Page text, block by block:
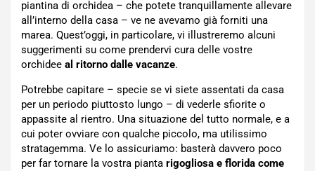
piantina di orchidea – che potete tranquillamente allevare
all’interno della casa – ve ne avevamo già forniti una
marea. Quest’oggi, in particolare, vi illustreremo alcuni
suggerimenti su come prendervi cura delle vostre
orchidee al ritorno dalle vacanze.
Potrebbe capitare – specie se vi siete assentati da casa
per un periodo piuttosto lungo – di vederle sfiorite o
appassite al rientro. Una situazione del tutto normale, e a
cui poter ovviare con qualche piccolo, ma utilissimo
stratagemma. Ve lo assicuriamo: basterà davvero poco
per far tornare la vostra pianta rigogliosa e florida come